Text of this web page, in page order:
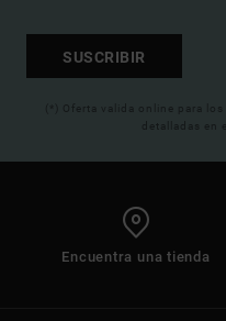
SUSCRIBIR
(*) Oferta valida online para
detalladas en
Encuentra una tienda